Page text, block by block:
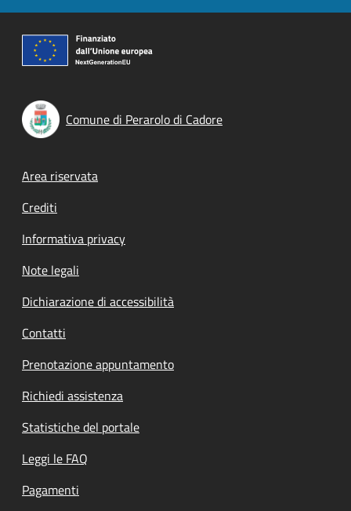
Comune di Perarolo di Cadore
Footer menu
Area riservata
Crediti
Informativa privacy
Note legali
Dichiarazione di accessibilità
Contatti
Prenotazione appuntamento
Richiedi assistenza
Statistiche del portale
Leggi le FAQ
Pagamenti